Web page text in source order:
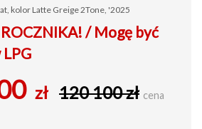
kolor Latte Greige 2Tone, '2025
/ Mogę być
zł 120 100 zł cena